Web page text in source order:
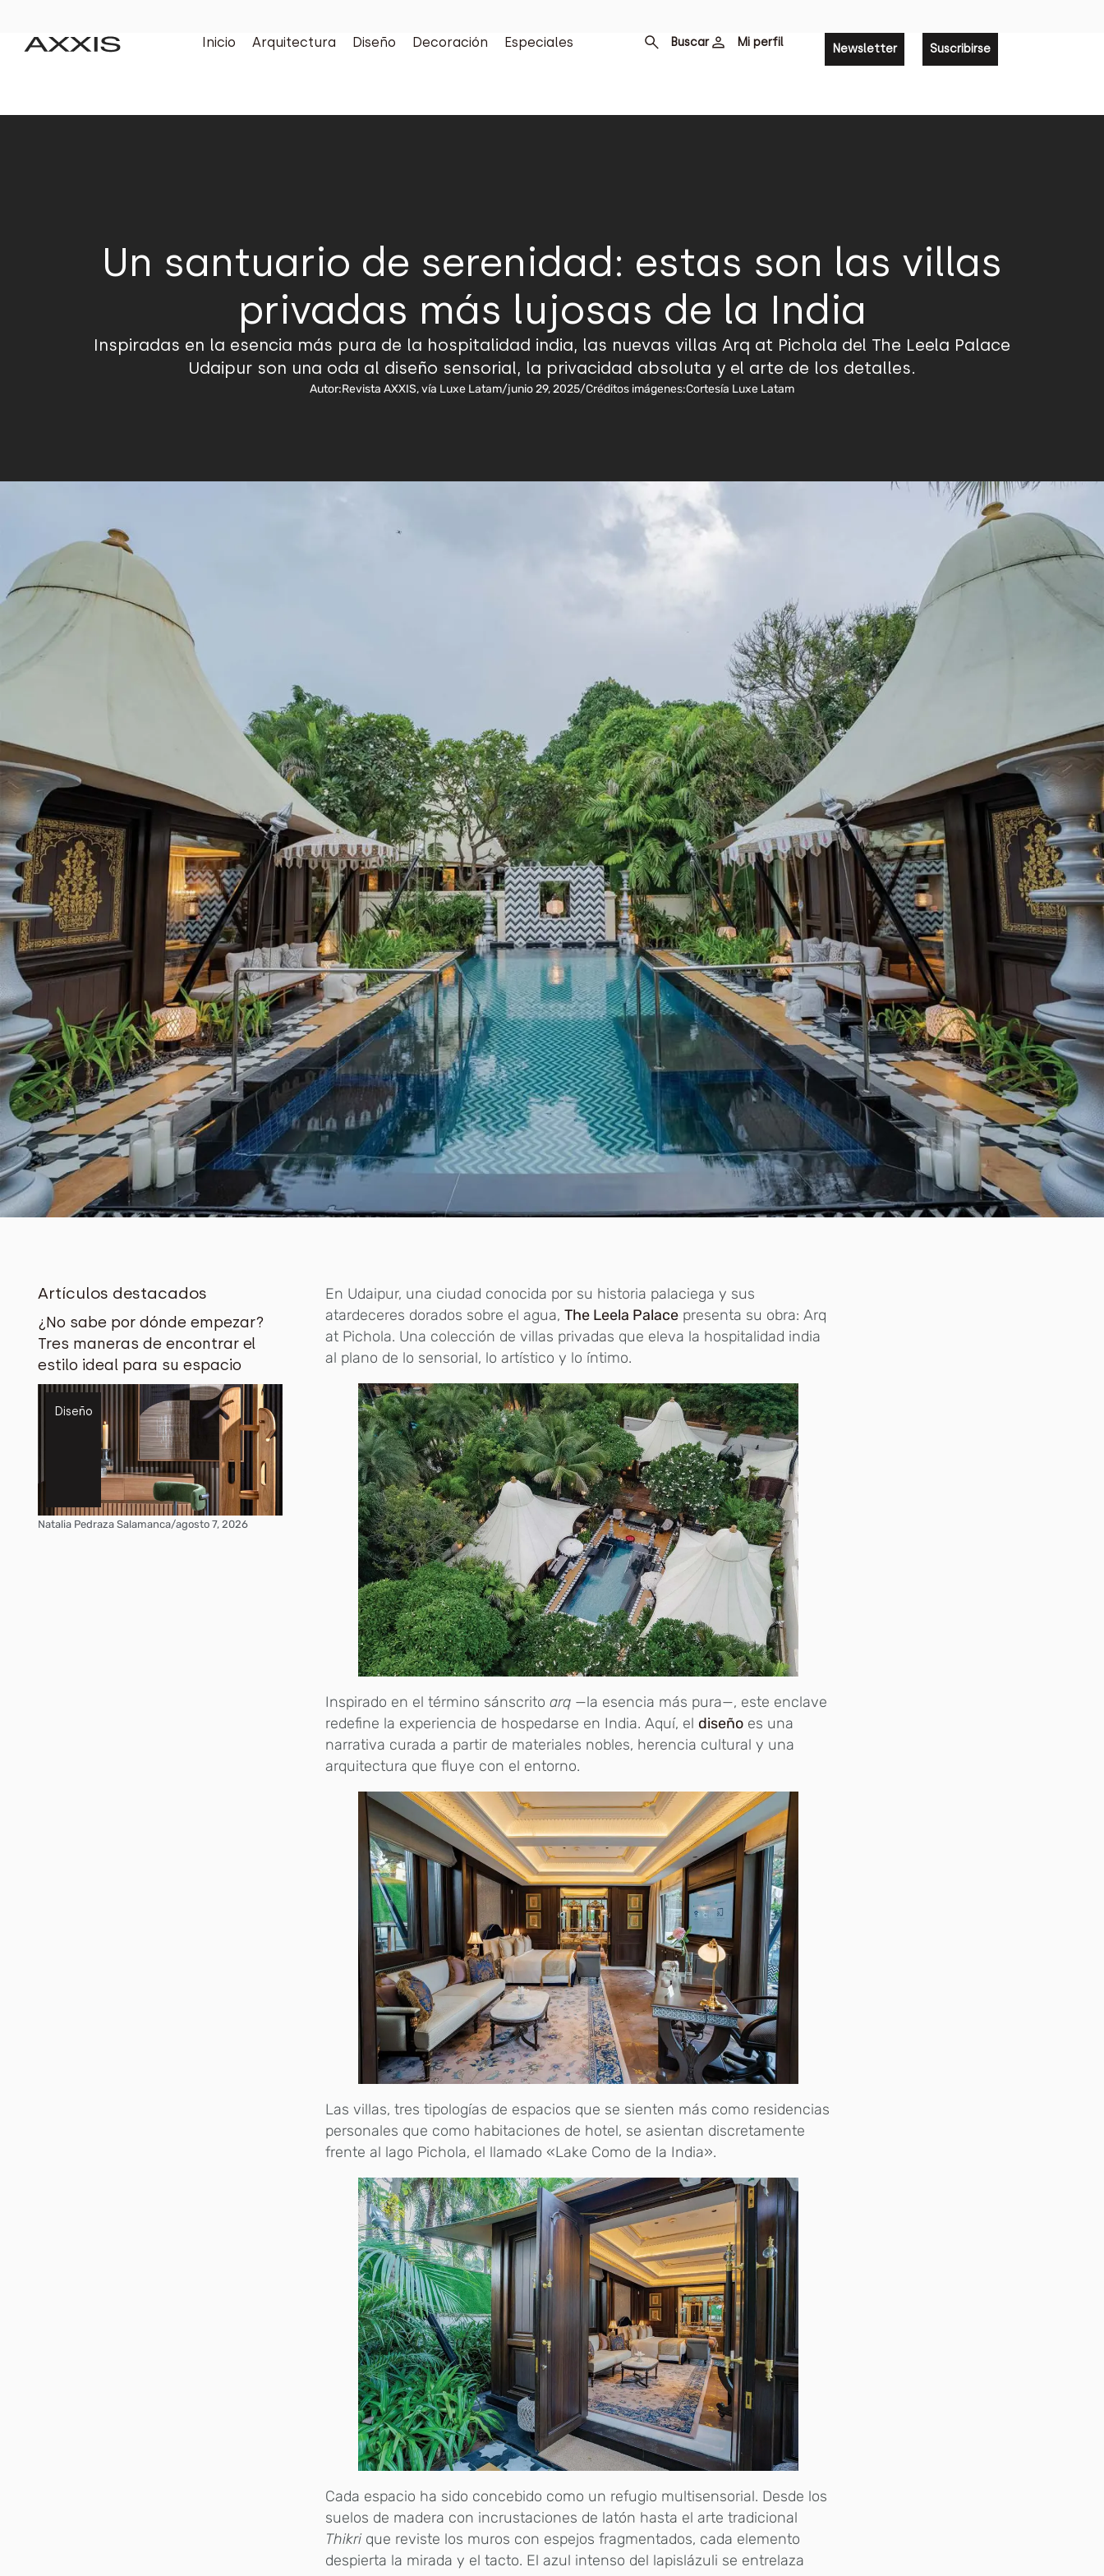
Inicio Arquitectura Diseño Decoración Especiales Buscar Mi perfil Newsletter Suscribirse
Un santuario de serenidad: estas son las villas
privadas más lujosas de la India
Inspiradas en la esencia más pura de la hospitalidad india, las nuevas villas Arq at Pichola del The Leela Palace
Udaipur son una oda al diseño sensorial, la privacidad absoluta y el arte de los detalles.
Autor:Revista AXXIS, vía Luxe Latam/junio 29, 2025/Créditos imágenes:Cortesía Luxe Latam
Artículos destacados
¿No sabe por dónde empezar?
Tres maneras de encontrar el
estilo ideal para su espacio
Diseño
Natalia Pedraza Salamanca/agosto 7, 2026
En Udaipur, una ciudad conocida por su historia palaciega y sus
atardeceres dorados sobre el agua,The Leela Palace presenta su obra: Arq
at Pichola. Una colección de villas privadas que eleva la hospitalidad india
al plano de lo sensorial, lo artístico y lo íntimo.
Inspirado en el término sánscritoarq —la esencia más pura—, este enclave
redefine la experiencia de hospedarse en India. Aquí, el diseño es una
narrativa curada a partir de materiales nobles, herencia cultural y una
arquitectura que fluye con el entorno.
Las villas, tres tipologías de espacios que se sienten más como residencias
personales que como habitaciones de hotel, se asientan discretamente
frente al lago Pichola, el llamado «Lake Como de la India».
Cada espacio ha sido concebido como un refugio multisensorial. Desde los
suelos de madera con incrustaciones de latón hasta el arte tradicional
Thikrique reviste los muros con espejos fragmentados, cada elemento
despierta la mirada y el tacto. El azul intenso del lapislázuli se entrelaza